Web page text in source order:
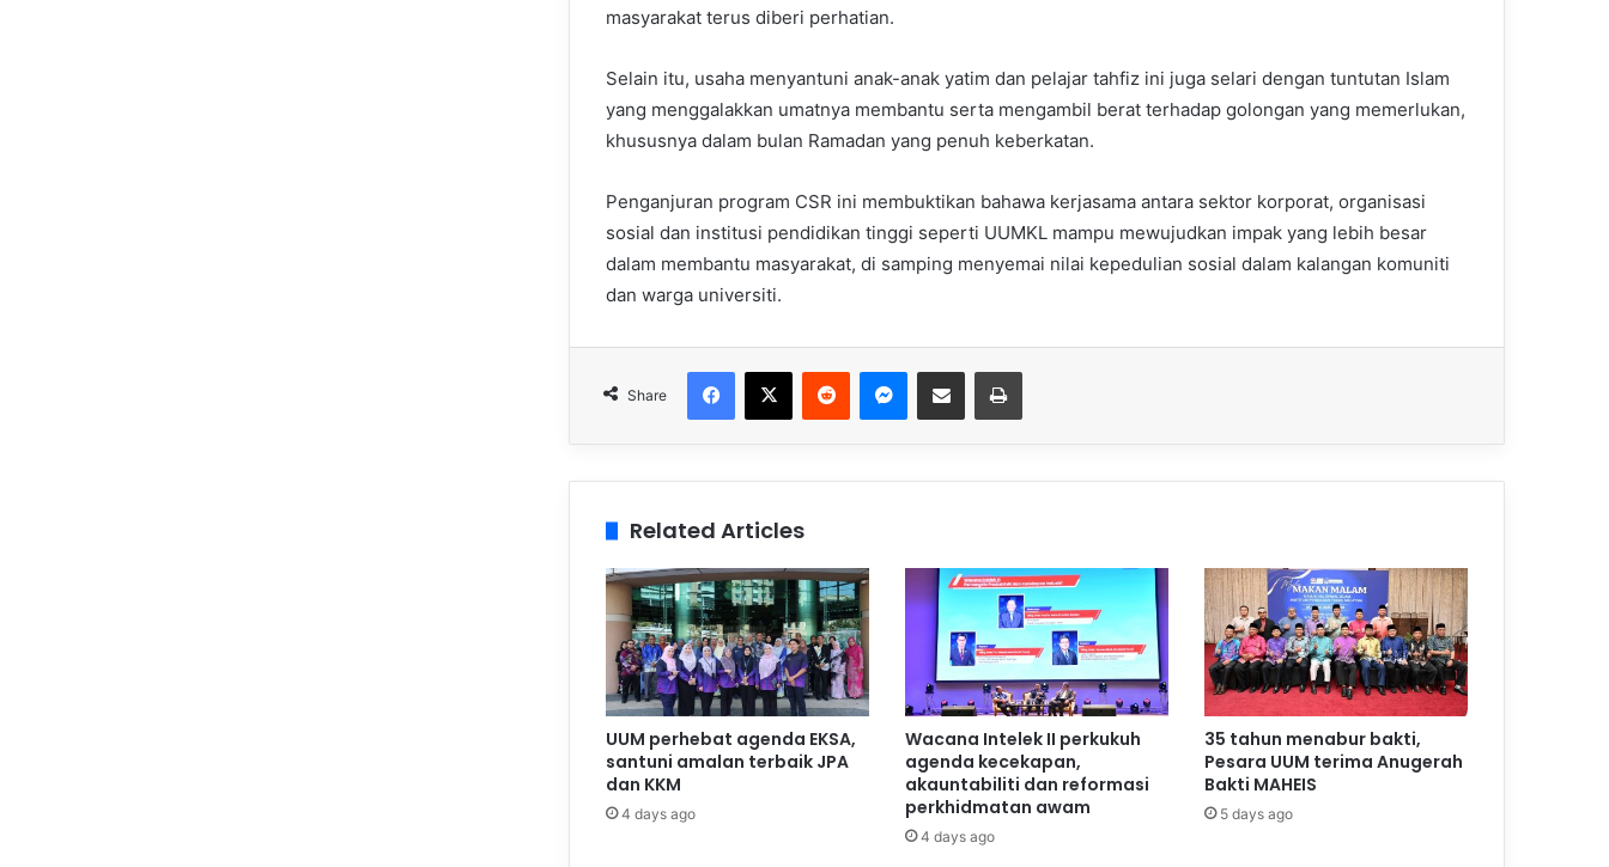
masyarakat terus diberi perhatian.
Selain itu, usaha menyantuni anak-anak yatim dan pelajar tahfiz ini juga selari dengan tuntutan Islam
yang menggalakkan umatnya membantu serta mengambil berat terhadap golongan yang memerlukan,
khususnya dalam bulan Ramadan yang penuh keberkatan.
Penganjuran program CSR ini membuktikan bahawa kerjasama antara sektor korporat, organisasi
sosial dan institusi pendidikan tinggi seperti UUMKL mampu mewujudkan impak yang lebih besar
dalam membantu masyarakat, di samping menyemai nilai kepedulian sosial dalam kalangan komuniti
dan warga universiti.
Share
Related Articles
UUM perhebat agenda EKSA,
santuni amalan terbaik JPA
dan KKM
4 days ago
Wacana Intelek II perkukuh
agenda kecekapan,
akauntabiliti dan reformasi
perkhidmatan awam
4 days ago
35 tahun menabur bakti,
Pesara UUM terima Anugerah
Bakti MAHEIS
5 days ago